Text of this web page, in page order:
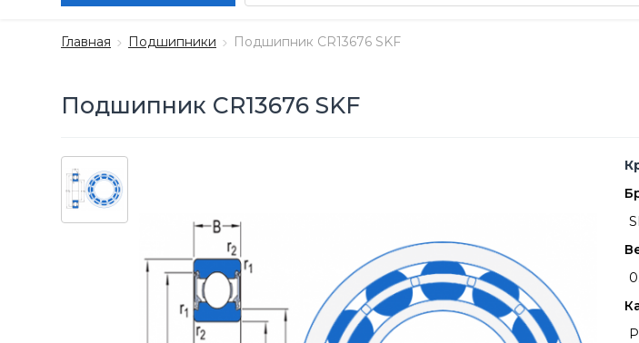
Главная Подшипники Подшипник CR13676 SKF
Подшипник CR13676 SKF